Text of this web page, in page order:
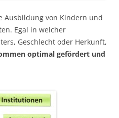
Ausbildung von Kindern und
Egal in welcher
Geschlecht oder Herkunft,
optimal gefördert und